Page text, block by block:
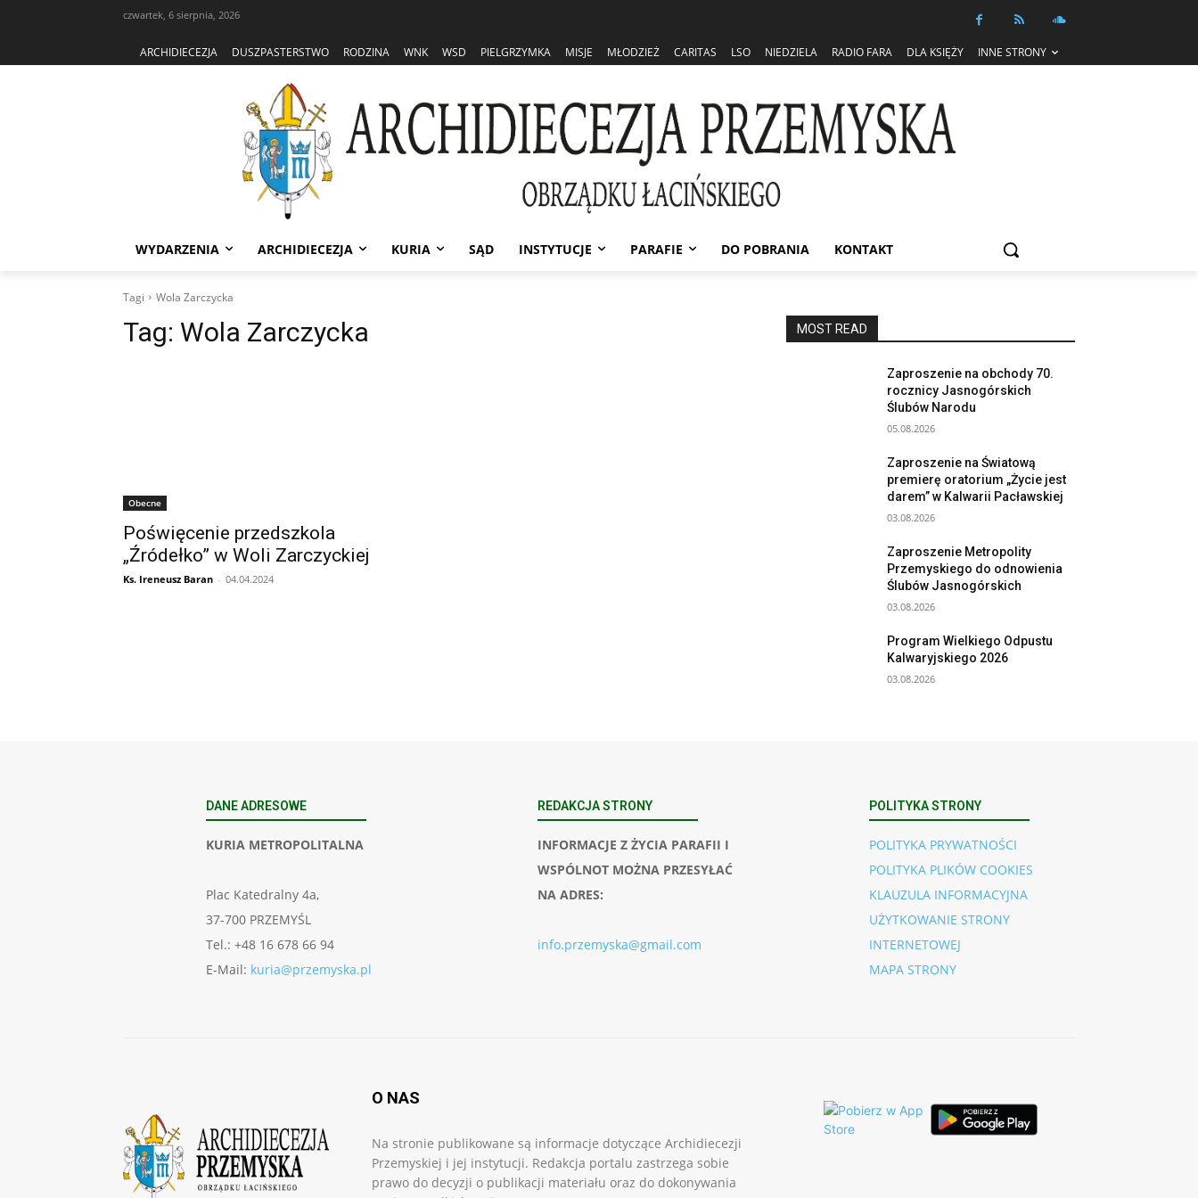
czwartek, 6 sierpnia, 2026
ARCHIDIECEZJA DUSZPASTERSTWO RODZINA WNK WSD PIELGRZYMKA MISJE MŁODZIEŻ CARITAS LSO NIEDZIELA RADIO FARA DLA KSIĘŻY INNE STRONY
WYDARZENIA ARCHIDIECEZJA KURIA SĄD INSTYTUCJE PARAFIE DO POBRANIA KONTAKT
Tagi Wola Zarczycka
Tag: Wola Zarczycka
Obecne
Poświęcenie przedszkola
„Źródełko” w Woli Zarczyckiej
Ks. Ireneusz Baran - 04.04.2024
MOST READ
Zaproszenie na obchody 70.
rocznicy Jasnogórskich
Ślubów Narodu
05.08.2026
Zaproszenie na Światową
premierę oratorium „Życie jest
darem” w Kalwarii Pacławskiej
03.08.2026
Zaproszenie Metropolity
Przemyskiego do odnowienia
Ślubów Jasnogórskich
03.08.2026
Program Wielkiego Odpustu
Kalwaryjskiego 2026
03.08.2026
DANE ADRESOWE
KURIA METROPOLITALNA
Plac Katedralny 4a,
37-700 PRZEMYŚL
Tel.: +48 16 678 66 94
E-Mail: kuria@przemyska.pl
REDAKCJA STRONY
INFORMACJE Z ŻYCIA PARAFII I
WSPÓLNOT MOŻNA PRZESYŁAĆ
NA ADRES:
info.przemyska@gmail.com
POLITYKA STRONY
POLITYKA PRYWATNOŚCI
POLITYKA PLIKÓW COOKIES
KLAUZULA INFORMACYJNA
UŻYTKOWANIE STRONY
INTERNETOWEJ
MAPA STRONY
O NAS
Na stronie publikowane są informacje dotyczące Archidiecezji
Przemyskiej i jej instytucji. Redakcja portalu zastrzega sobie
prawo do decyzji o publikacji materiału oraz do dokonywania